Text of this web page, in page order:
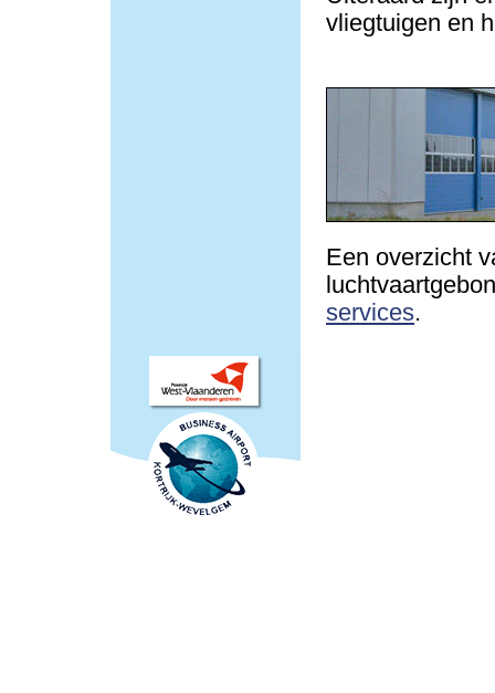
vliegtuigen en
Een overzicht
services.